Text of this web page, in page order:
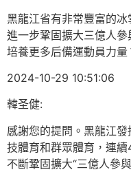
黑龍江省有非常豐富的冰
進一步鞏固擴大三億人
培養更多后備運動員力量
2024-10-29 10:51:06
韓圣健:
感謝您的提問。黑龍江
技體育和群眾體育，連
不斷鞏固擴大“三億人參